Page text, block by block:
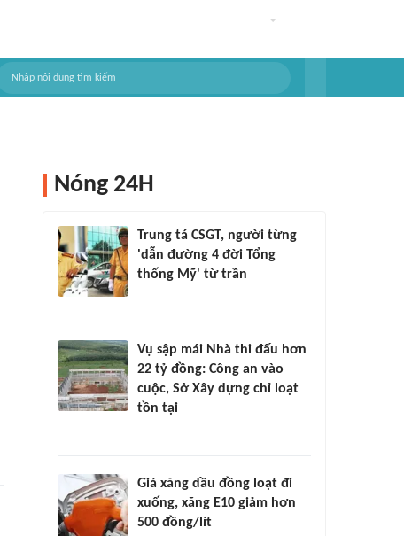
Nóng 24H
Trung tá CSGT, người từng
'dẫn đường 4 đời Tổng
thống Mỹ' từ trần
Vụ sập mái Nhà thi đấu hơn
22 tỷ đồng: Công an vào
cuộc, Sở Xây dựng chỉ loạt
tồn tại
Giá xăng dầu đồng loạt đi
xuống, xăng E10 giảm hơn
500 đồng/lít